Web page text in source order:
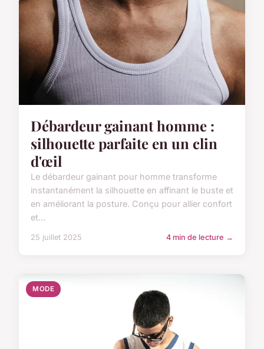
Débardeur gainant homme :
silhouette parfaite en un clin
d'œil
Le débardeur gainant pour homme transforme
instantanément la silhouette en affinant le buste et
en améliorant la posture. Conçu pour allier confort
et...
25 juillet 2025 4 min de lecture →
MODE